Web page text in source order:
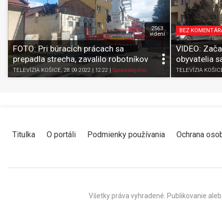
FOTO: Pri búracích prácach sa
prepadla strecha, zavalilo robotníkov
TELEVÍZIA KOŠICE, 28.09.2022 | 12:22 Spravodajstvo
2563
videní
BEZ
VIDEO:
obyvatelia
TELEVÍZIA
Titulka O portáli Podmienky používania Ochrana
Všetky práva vyhradené. Publikovanie